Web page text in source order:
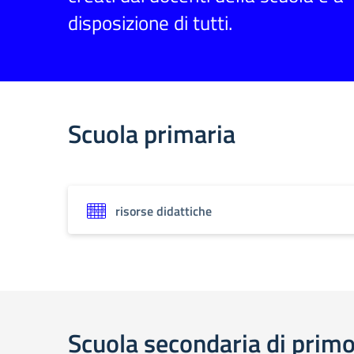
disposizione di tutti.
Scuola primaria
risorse didattiche
Scuola secondaria di